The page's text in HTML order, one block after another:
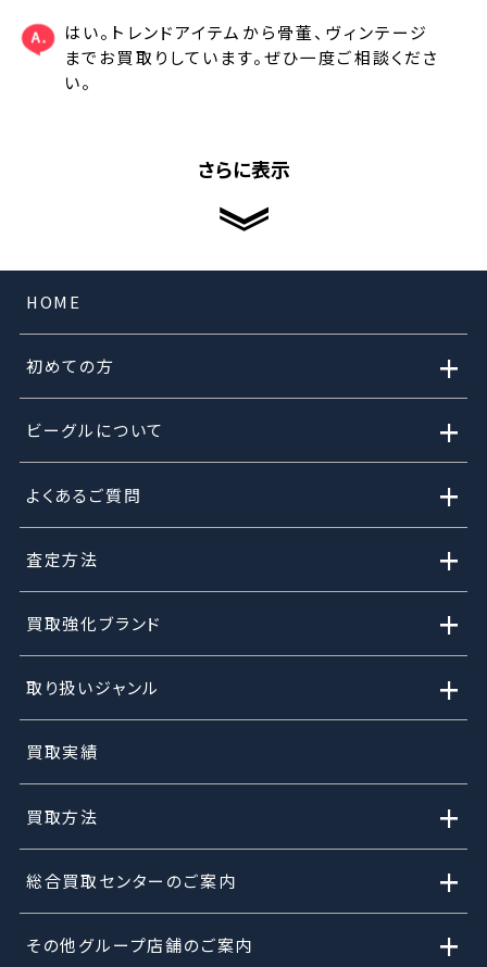
はい。トレンドアイテムから骨董、ヴィンテージ
までお買取りしています。ぜひ一度ご相談くださ
い。
さらに表示
HOME
初めての方 +
ビーグルについて +
よくあるご質問 +
査定方法 +
買取強化ブランド +
取り扱いジャンル +
買取実績
買取方法 +
総合買取センターのご案内 +
その他グループ店舗のご案内 +